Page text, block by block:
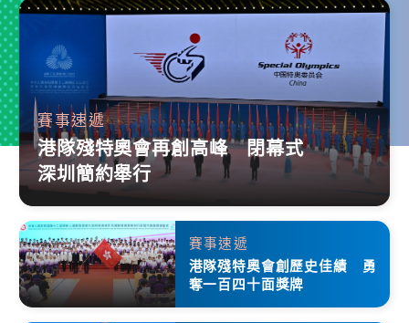
賽事速遞
港隊殘特奧會再創高峰 閉幕式
深圳簡約舉行
賽事速遞
港隊殘特奧會創歷史佳績 勇
奪一百四十面獎牌